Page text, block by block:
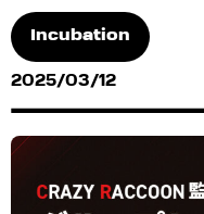
Incubation
2025/03/12